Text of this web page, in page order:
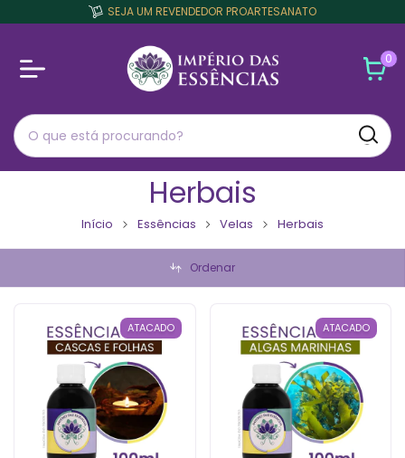
SEJA UM REVENDEDOR PROARTESANATO
0
Herbais
Início Essências Velas Herbais
Ordenar
ATACADO ATACADO